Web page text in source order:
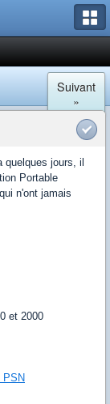
Suivant
»
jours, il
Portable
n'ont jamais
et 2000
PSN